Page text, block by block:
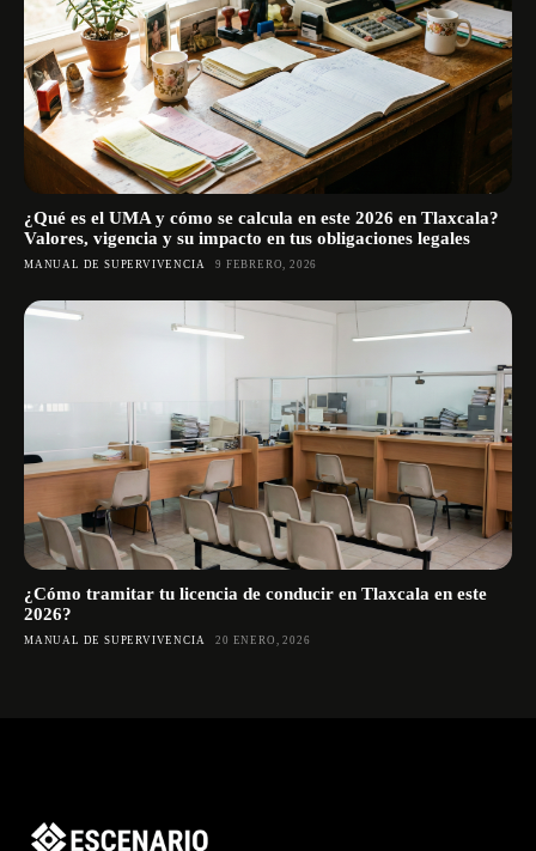
¿Qué es el UMA y cómo se calcula en este 2026 en Tlaxcala?
Valores, vigencia y su impacto en tus obligaciones legales
MANUAL DE SUPERVIVENCIA 9 FEBRERO, 2026
¿Cómo tramitar tu licencia de conducir en Tlaxcala en este
2026?
MANUAL DE SUPERVIVENCIA 20 ENERO, 2026